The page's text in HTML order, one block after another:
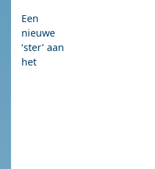
Een
nieuwe
‘ster’ aan
het